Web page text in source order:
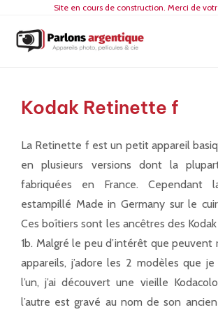
Site en cours de construction. Merci de
Kodak Retinette f
La Retinette f est un petit appareil
en plusieurs versions dont la
fabriquées en France. Cependant
estampillé Made in Germany sur le
Ces boîtiers sont les ancêtres des
1b. Malgré le peu d’intérêt que peuvent
appareils, j’adore les 2 modèles que
l’un, j’ai découvert une vieille
l’autre est gravé au nom de son